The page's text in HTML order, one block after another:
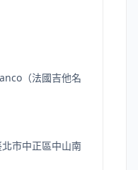
（法國吉他名
市中正區中山南